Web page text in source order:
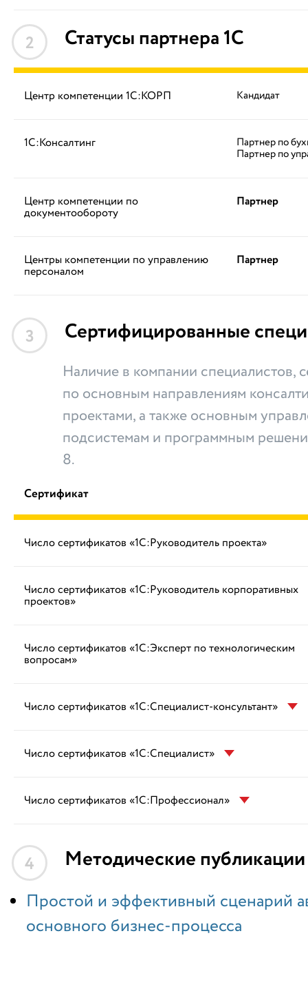
2 Статусы партнера 1С
Центр компетенции 1С:КОРП Кандидат
1С:Консалтинг Партнер по
Партнер по
Центр компетенции по
документообороту
Партнер
Центры компетенции по управлению
персоналом
Партнер
3 Сертифицированные
Наличие в компании специалистов,
по основным направлениям
проектами, а также основным
подсистемам и программным
8.
Сертификат
Число сертификатов «1С:Руководитель проекта»
Число сертификатов «1С:Руководитель корпоративных
проектов»
Число сертификатов «1С:Эксперт по технологическим
вопросам»
Число сертификатов «1С:Специалист-консультант»
Число сертификатов «1С:Специалист»
Число сертификатов «1С:Профессионал»
4 Методические публикации
Простой и эффективный сценарий
основного бизнес-процесса